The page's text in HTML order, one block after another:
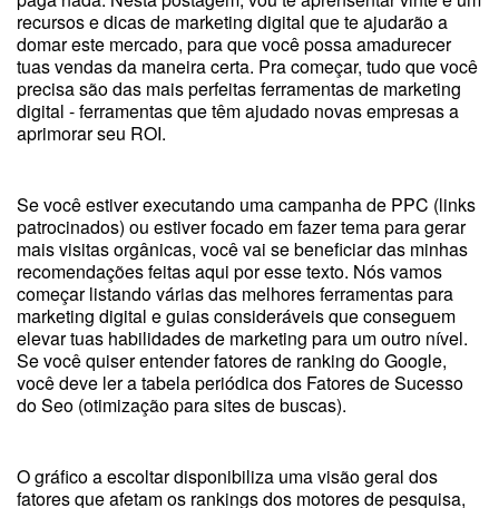
recursos e dicas de marketing digital que te ajudarão a
domar este mercado, para que você possa amadurecer
tuas vendas da maneira certa. Pra começar, tudo que você
precisa são das mais perfeitas ferramentas de marketing
digital - ferramentas que têm ajudado novas empresas a
aprimorar seu ROI.
Se você estiver executando uma campanha de PPC (links
patrocinados) ou estiver focado em fazer tema para gerar
mais visitas orgânicas, você vai se beneficiar das minhas
recomendações feitas aqui por esse texto. Nós vamos
começar listando várias das melhores ferramentas para
marketing digital e guias consideráveis que conseguem
elevar tuas habilidades de marketing para um outro nível.
Se você quiser entender fatores de ranking do Google,
você deve ler a tabela periódica dos Fatores de Sucesso
do Seo (otimização para sites de buscas).
O gráfico a escoltar disponibiliza uma visão geral dos
fatores que afetam os rankings dos motores de pesquisa,